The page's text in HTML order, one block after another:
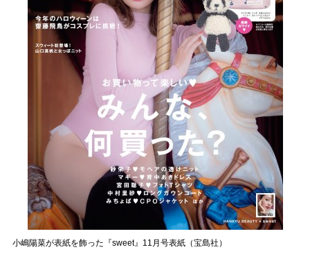
小嶋陽菜が表紙を飾った『sweet』11月号表紙（宝島社）